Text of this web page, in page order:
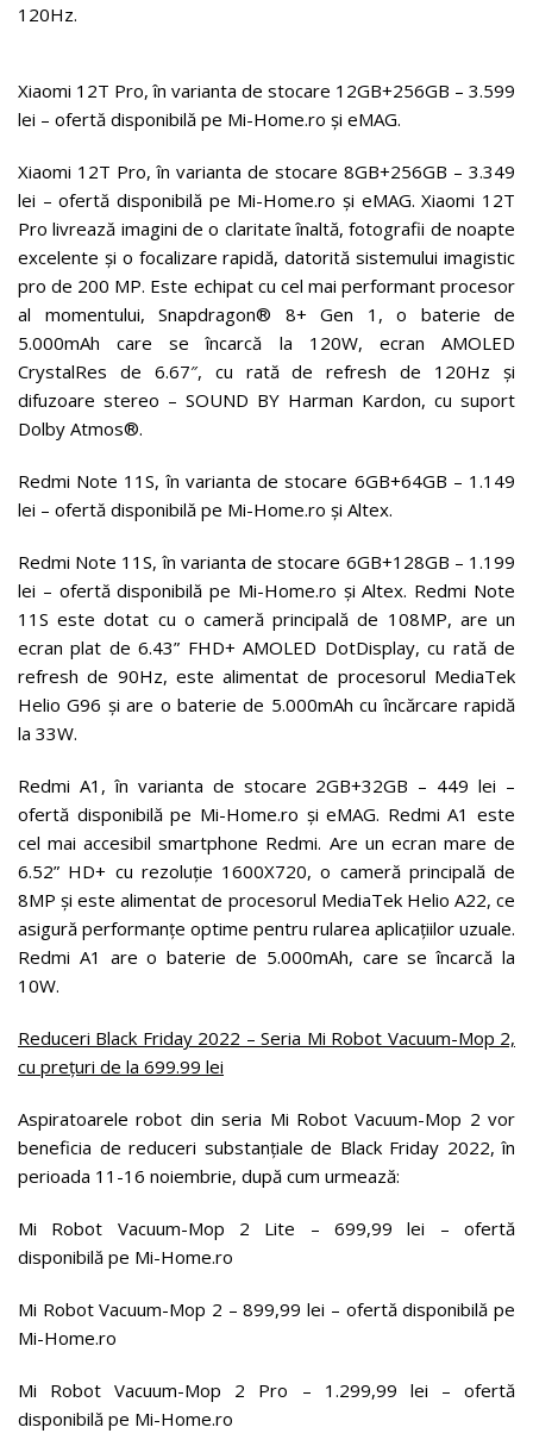
120Hz.
Xiaomi 12T Pro, în varianta de stocare 12GB+256GB – 3.599
lei – ofertă disponibilă pe Mi-Home.ro și eMAG.
Xiaomi 12T Pro, în varianta de stocare 8GB+256GB – 3.349
lei – ofertă disponibilă pe Mi-Home.ro și eMAG. Xiaomi 12T
Pro livrează imagini de o claritate înaltă, fotografii de noapte
excelente și o focalizare rapidă, datorită sistemului imagistic
pro de 200 MP. Este echipat cu cel mai performant procesor
al momentului, Snapdragon® 8+ Gen 1, o baterie de
5.000mAh care se încarcă la 120W, ecran AMOLED
CrystalRes de 6.67″, cu rată de refresh de 120Hz și
difuzoare stereo – SOUND BY Harman Kardon, cu suport
Dolby Atmos®.
Redmi Note 11S, în varianta de stocare 6GB+64GB – 1.149
lei – ofertă disponibilă pe Mi-Home.ro și Altex.
Redmi Note 11S, în varianta de stocare 6GB+128GB – 1.199
lei – ofertă disponibilă pe Mi-Home.ro și Altex. Redmi Note
11S este dotat cu o cameră principală de 108MP, are un
ecran plat de 6.43” FHD+ AMOLED DotDisplay, cu rată de
refresh de 90Hz, este alimentat de procesorul MediaTek
Helio G96 și are o baterie de 5.000mAh cu încărcare rapidă
la 33W.
Redmi A1, în varianta de stocare 2GB+32GB – 449 lei –
ofertă disponibilă pe Mi-Home.ro și eMAG. Redmi A1 este
cel mai accesibil smartphone Redmi. Are un ecran mare de
6.52” HD+ cu rezoluție 1600X720, o cameră principală de
8MP și este alimentat de procesorul MediaTek Helio A22, ce
asigură performanțe optime pentru rularea aplicațiilor uzuale.
Redmi A1 are o baterie de 5.000mAh, care se încarcă la
10W.
Reduceri Black Friday 2022 – Seria Mi Robot Vacuum-Mop 2,
cu prețuri de la 699.99 lei
Aspiratoarele robot din seria Mi Robot Vacuum-Mop 2 vor
beneficia de reduceri substanțiale de Black Friday 2022, în
perioada 11-16 noiembrie, după cum urmează:
Mi Robot Vacuum-Mop 2 Lite – 699,99 lei – ofertă
disponibilă pe Mi-Home.ro
Mi Robot Vacuum-Mop 2 – 899,99 lei – ofertă disponibilă pe
Mi-Home.ro
Mi Robot Vacuum-Mop 2 Pro – 1.299,99 lei – ofertă
disponibilă pe Mi-Home.ro